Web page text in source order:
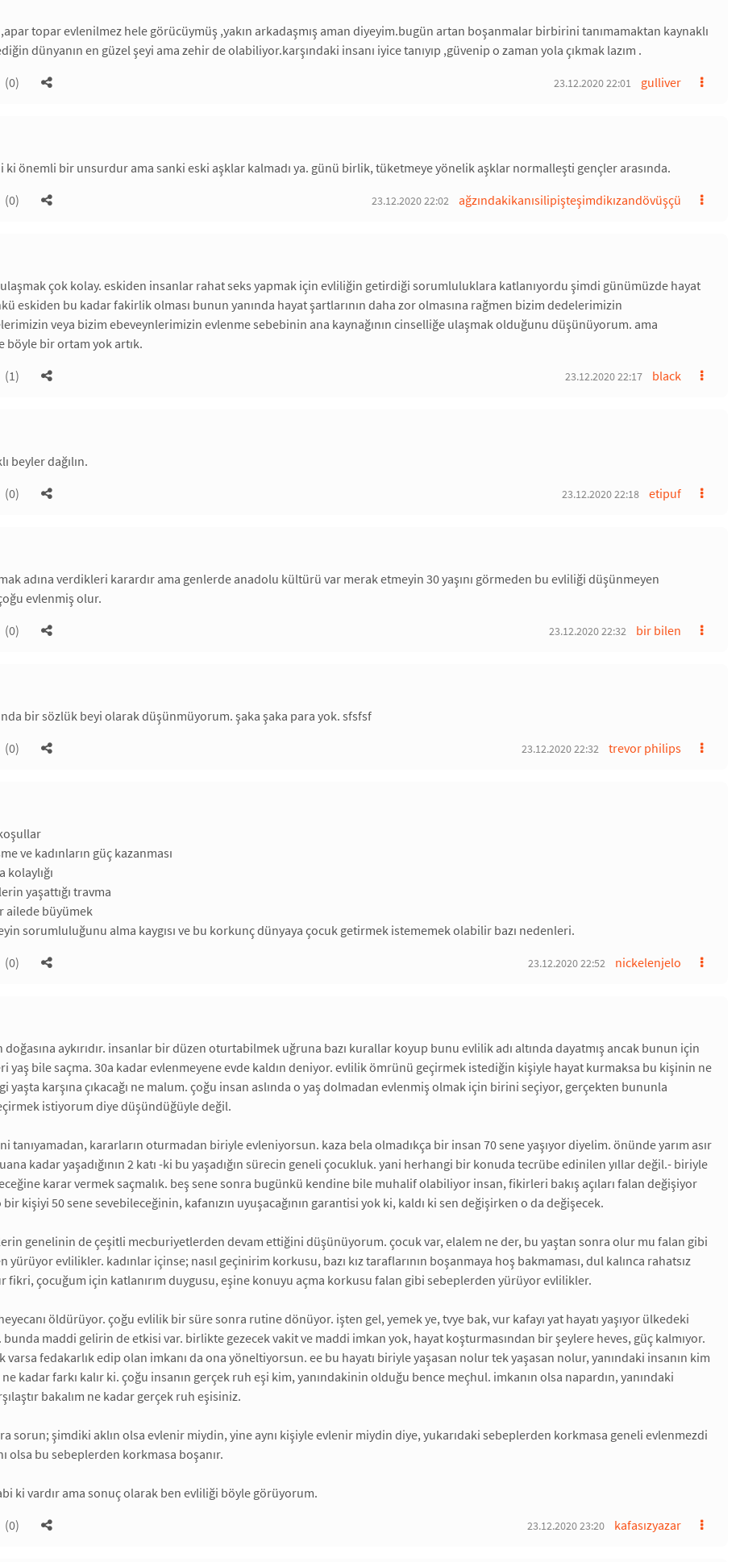
topar evlenilmez hele görücüymüş ,yakın arkadaşmış aman diyeyim.bugün artan boşanmalar birbirini tanımamaktan kaynaklı
dünyanın en güzel şeyi ama zehir de olabiliyor.karşındaki insanı iyice tanıyıp ,güvenip o zaman yola çıkmak lazım .
(0) gulliver
23.12.2020 22:01
ki önemli bir unsurdur ama sanki eski aşklar kalmadı ya. günü birlik, tüketmeye yönelik aşklar normalleşti gençler arasında.
(0) ağzındakikanısilipişteşimdikızandövüşçü
23.12.2020 22:02
ulaşmak çok kolay. eskiden insanlar rahat seks yapmak için evliliğin getirdiği sorumluluklara katlanıyordu şimdi günümüzde hayat
eskiden bu kadar fakirlik olması bunun yanında hayat şartlarının daha zor olmasına rağmen bizim dedelerimizin
veya bizim ebeveynlerimizin evlenme sebebinin ana kaynağının cinselliğe ulaşmak olduğunu düşünüyorum. ama
böyle bir ortam yok artık.
(1) black
23.12.2020 22:17
beyler dağılın.
(0) etipuf
23.12.2020 22:18
adına verdikleri karardır ama genlerde anadolu kültürü var merak etmeyin 30 yaşını görmeden bu evliliği düşünmeyen
evlenmiş olur.
(0) bir bilen
23.12.2020 22:32
bir sözlük beyi olarak düşünmüyorum. şaka şaka para yok. sfsfsf
(0) trevor philips
23.12.2020 22:32
ve kadınların güç kazanması
kolaylığı
yaşattığı travma
ailede büyümek
sorumluluğunu alma kaygısı ve bu korkunç dünyaya çocuk getirmek istememek olabilir bazı nedenleri.
(0) nickelenjelo
23.12.2020 22:52
aykırıdır. insanlar bir düzen oturtabilmek uğruna bazı kurallar koyup bunu evlilik adı altında dayatmış ancak bunun için
yaş bile saçma. 30a kadar evlenmeyene evde kaldın deniyor. evlilik ömrünü geçirmek istediğin kişiyle hayat kurmaksa bu kişinin ne
yaşta karşına çıkacağı ne malum. çoğu insan aslında o yaş dolmadan evlenmiş olmak için birini seçiyor, gerçekten bununla
istiyorum diye düşündüğüyle değil.
tanıyamadan, kararların oturmadan biriyle evleniyorsun. kaza bela olmadıkça bir insan 70 sene yaşıyor diyelim. önünde yarım asır
kadar yaşadığının 2 katı -ki bu yaşadığın sürecin geneli çocukluk. yani herhangi bir konuda tecrübe edinilen yıllar değil.- biriyle
karar vermek saçmalık. beş sene sonra bugünkü kendine bile muhalif olabiliyor insan, fikirleri bakış açıları falan değişiyor
bir kişiyi 50 sene sevebileceğinin, kafanızın uyuşacağının garantisi yok ki, kaldı ki sen değişirken o da değişecek.
genelinin de çeşitli mecburiyetlerden devam ettiğini düşünüyorum. çocuk var, elalem ne der, bu yaştan sonra olur mu falan gibi
yürüyor evlilikler. kadınlar içinse; nasıl geçinirim korkusu, bazı kız taraflarının boşanmaya hoş bakmaması, dul kalınca rahatsız
fikri, çocuğum için katlanırım duygusu, eşine konuyu açma korkusu falan gibi sebeplerden yürüyor evlilikler.
öldürüyor. çoğu evlilik bir süre sonra rutine dönüyor. işten gel, yemek ye, tvye bak, vur kafayı yat hayatı yaşıyor ülkedeki
bunda maddi gelirin de etkisi var. birlikte gezecek vakit ve maddi imkan yok, hayat koşturmasından bir şeylere heves, güç kalmıyor.
varsa fedakarlık edip olan imkanı da ona yöneltiyorsun. ee bu hayatı biriyle yaşasan nolur tek yaşasan nolur, yanındaki insanın kim
kadar farkı kalır ki. çoğu insanın gerçek ruh eşi kim, yanındakinin olduğu bence meçhul. imkanın olsa napardın, yanındaki
bakalım ne kadar gerçek ruh eşisiniz.
sorun; şimdiki aklın olsa evlenir miydin, yine aynı kişiyle evlenir miydin diye, yukarıdaki sebeplerden korkmasa geneli evlenmezdi
olsa bu sebeplerden korkmasa boşanır.
ki vardır ama sonuç olarak ben evliliği böyle görüyorum.
(0) kafasızyazar
23.12.2020 23:20